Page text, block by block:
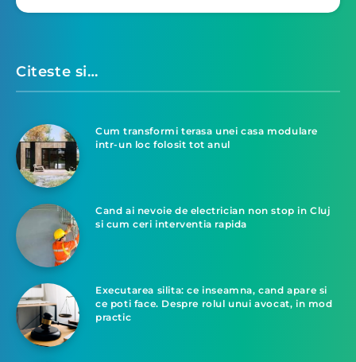
Citeste si…
Cum transformi terasa unei casa modulare
intr-un loc folosit tot anul
Cand ai nevoie de electrician non stop in Cluj
si cum ceri interventia rapida
Executarea silita: ce inseamna, cand apare si
ce poti face. Despre rolul unui avocat, in mod
practic